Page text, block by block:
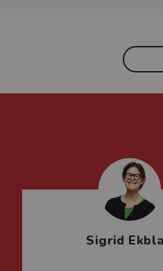
Sigrid